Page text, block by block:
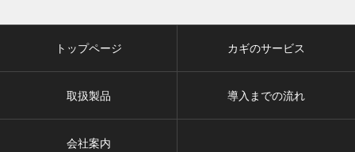
トップページ カギのサービス
取扱製品 導入までの流れ
会社案内